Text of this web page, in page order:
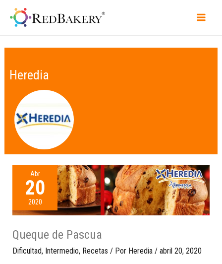
Heredia
Abr
20
2020
Queque de Pascua
Dificultad, Intermedio, Recetas / Por Heredia / abril 20, 2020